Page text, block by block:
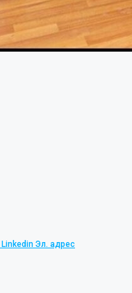
Linkedin Эл. адрес